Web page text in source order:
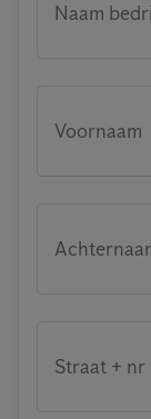
Naam
Voornaam
Straat + nr